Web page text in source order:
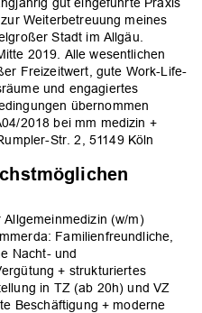
Weiterbetreuung meines
Stadt im Allgäu.
2019. Alle wesentlichen
Freizeitwert, gute Work-Life-
und engagiertes
übernommen
2018 bei mm medizin +
Str. 2, 51149 Köln
(w/m)
Familienfreundliche,
Nacht- und
+ strukturiertes
in TZ (ab 20h) und VZ
Beschäftigung + moderne